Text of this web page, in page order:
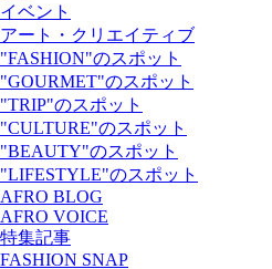
イベント
アート・クリエイティブ
"FASHION"のスポット
"GOURMET"のスポット
"TRIP"のスポット
"CULTURE"のスポット
"BEAUTY"のスポット
"LIFESTYLE"のスポット
AFRO BLOG
AFRO VOICE
特集記事
FASHION SNAP